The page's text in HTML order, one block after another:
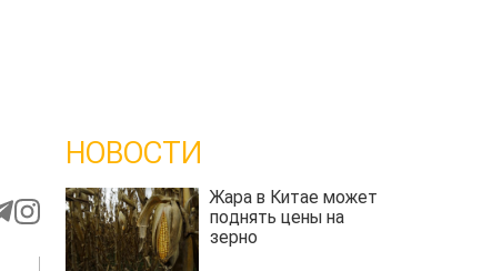
НОВОСТИ
Жара в Китае может
поднять цены на
зерно